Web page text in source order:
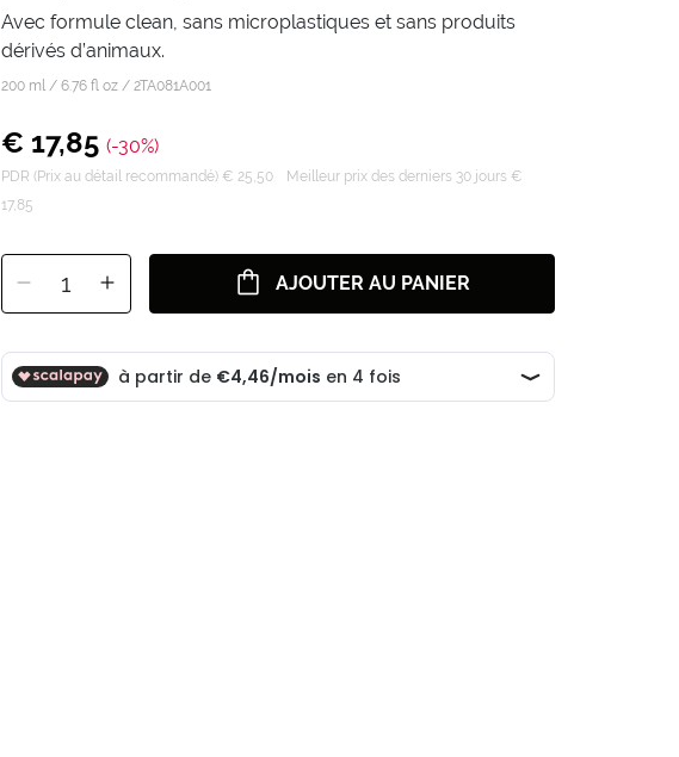
Avec formule clean, sans microplastiques et sans produits
dérivés d’animaux.
200 ml / 6.76 fl oz / 2TA081A001
€ 17,85 (-30%)
PDR (Prix au détail recommandé) € 25,50
Meilleur prix des derniers 30 jours €
17,85
1 AJOUTER AU PANIER